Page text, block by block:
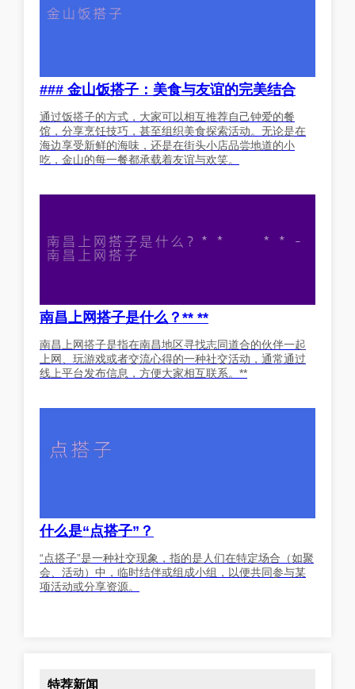
### 金山饭搭子：美食与友谊的完美结合
通过饭搭子的方式，大家可以相互推荐自己钟爱的餐
馆，分享烹饪技巧，甚至组织美食探索活动。无论是在
海边享受新鲜的海味，还是在街头小店品尝地道的小
吃，金山的每一餐都承载着友谊与欢笑。
南昌上网搭子是什么？** **
南昌上网搭子是指在南昌地区寻找志同道合的伙伴一起
上网、玩游戏或者交流心得的一种社交活动，通常通过
线上平台发布信息，方便大家相互联系。**
什么是“点搭子”？
“点搭子”是一种社交现象，指的是人们在特定场合（如聚
会、活动）中，临时结伴或组成小组，以便共同参与某
项活动或分享资源。
特荐新闻